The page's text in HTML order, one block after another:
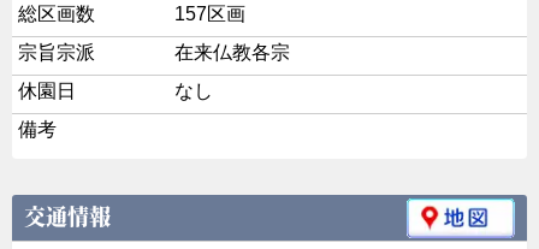
総区画数
157区画
宗旨宗派
在来仏教各宗
休園日
なし
備考
交通情報